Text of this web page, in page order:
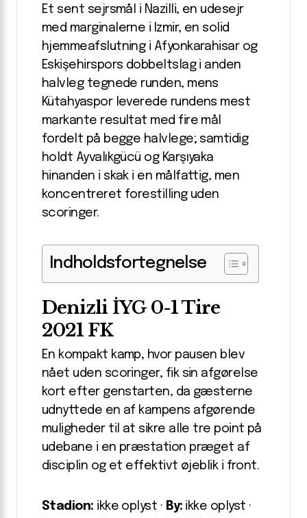
Et sent sejrsmål i Nazilli, en udesejr
med marginalerne i Izmir, en solid
hjemmeafslutning i Afyonkarahisar og
Eskişehirspors dobbeltslag i anden
halvleg tegnede runden, mens
Kütahyaspor leverede rundens mest
markante resultat med fire mål
fordelt på begge halvlege; samtidig
holdt Ayvalıkgücü og Karşıyaka
hinanden i skak i en målfattig, men
koncentreret forestilling uden
scoringer.
Indholdsfortegnelse
Denizli İYG 0-1 Tire
2021 FK
En kompakt kamp, hvor pausen blev
nået uden scoringer, fik sin afgørelse
kort efter genstarten, da gæsterne
udnyttede en af kampens afgørende
muligheder til at sikre alle tre point på
udebane i en præstation præget af
disciplin og et effektivt øjeblik i front.
Stadion: ikke oplyst · By:ikke oplyst ·